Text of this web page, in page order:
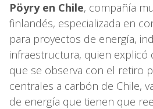
Pöyry en Chile, compañía
finlandés, especializada en
para proyectos de energía,
infraestructura, quien
que se observa con el retiro
centrales a carbón de Chile,
de energía que tienen que